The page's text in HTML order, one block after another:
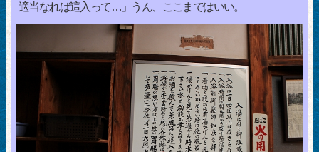
適当なれば這入って…」うん、ここまではいい。